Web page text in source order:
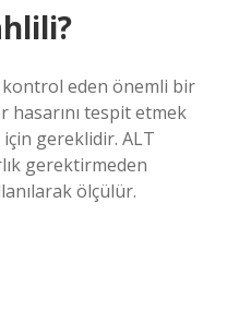
kontrol eden önemli bir
hasarını tespit etmek
gereklidir. ALT
gerektirmeden
ölçülür.